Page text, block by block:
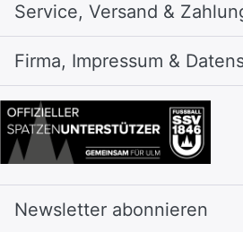
Service, Versand &
Firma, Impressum &
Newsletter abonnieren